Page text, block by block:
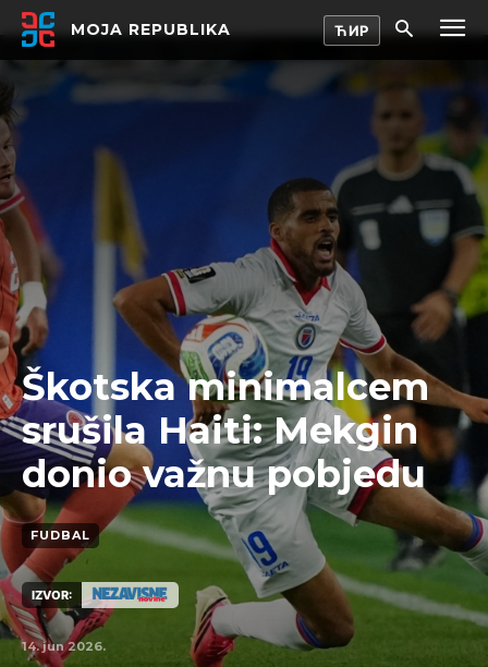
MOJA REPUBLIKA
Škotska minimalcem
srušila Haiti: Mekgin
donio važnu pobjedu
FUDBAL
IZVOR:
14. jun 2026.